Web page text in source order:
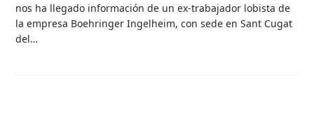
nos ha llegado información de un ex-trabajador lobista de
la empresa Boehringer Ingelheim, con sede en Sant Cugat
del…